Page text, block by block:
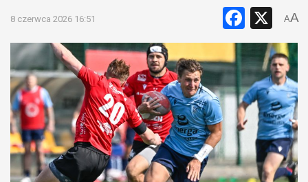
8 czerwca 2026 16:51 X
AA